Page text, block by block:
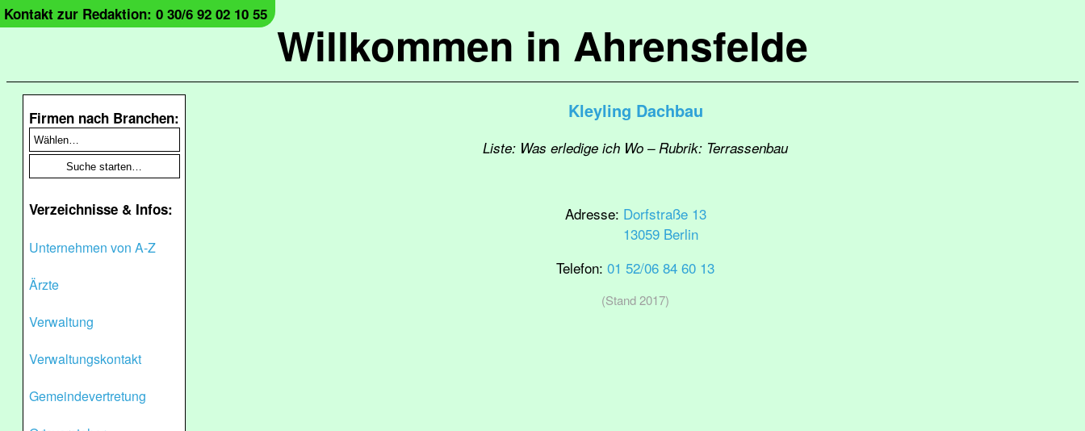
Willkommen in Ahrensfelde
Kontakt zur Redaktion: 0 30/6 92 02 10 55
Firmen nach Branchen:
Verzeichnisse & Infos:
Unternehmen von A-Z
Ärzte
Verwaltung
Verwaltungskontakt
Gemeindevertretung
Kleyling Dachbau
Liste: Was erledige ich Wo – Rubrik: Terrassenbau
Adresse: Dorfstraße 13
13059 Berlin
Telefon: 01 52/06 84 60 13
(Stand 2017)